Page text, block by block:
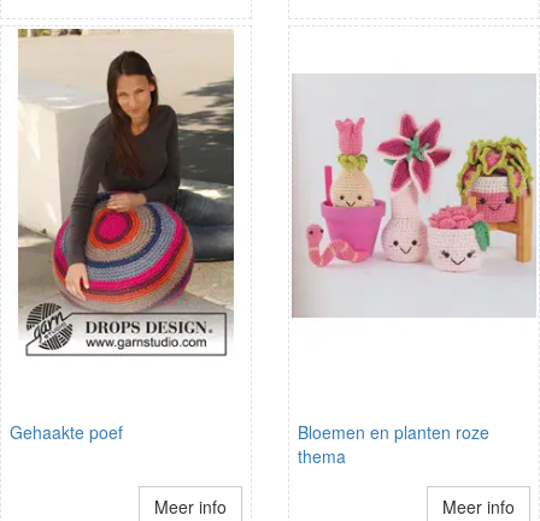
Gehaakte poef
Meer info
Bloemen en planten roze
thema
Meer info